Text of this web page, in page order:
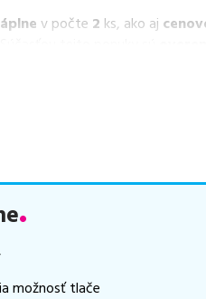
v počte 2 ks, ako aj
bezproblémovú tlač.
pravidelne
alebo máte akékoľvek
možnosť tlače